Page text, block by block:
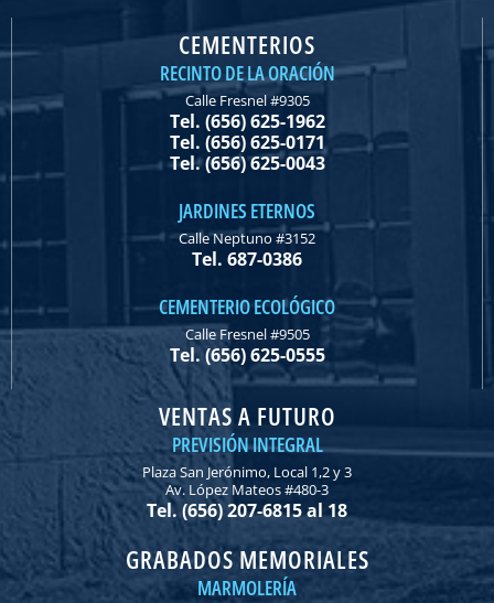
CEMENTERIOS
RECINTO DE LA ORACIÓN
Calle Fresnel #9305
Tel. (656) 625-1962
Tel. (656) 625-0171
Tel. (656) 625-0043
JARDINES ETERNOS
Calle Neptuno #3152
Tel. 687-0386
CEMENTERIO ECOLÓGICO
Calle Fresnel #9505
Tel. (656) 625-0555
VENTAS A FUTURO
PREVISIÓN INTEGRAL
Plaza San Jerónimo, Local 1,2 y 3
Av. López Mateos #480-3
Tel. (656) 207-6815 al 18
GRABADOS MEMORIALES
MARMOLERÍA